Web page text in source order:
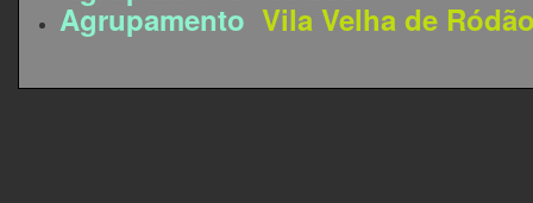
Agrupamento Vila Velha de